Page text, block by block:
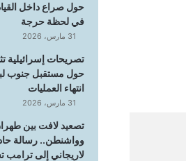
حول صراع داخل
في لحظة حرجة
31 مارس، 2026
تصريحات إسرائيلية
حول مستقبل جنوب
انتهاء العمليات
31 مارس، 2026
تصعيد لافت بين
وواشنطن.. رسالة
لاريجاني إلى ترامب